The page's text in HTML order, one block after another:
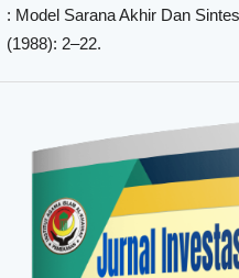
: Model Sarana Akhir Dan
(1988): 2–22.